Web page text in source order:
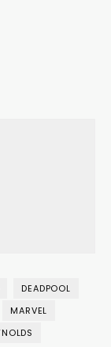
DEADPOOL
MARVEL